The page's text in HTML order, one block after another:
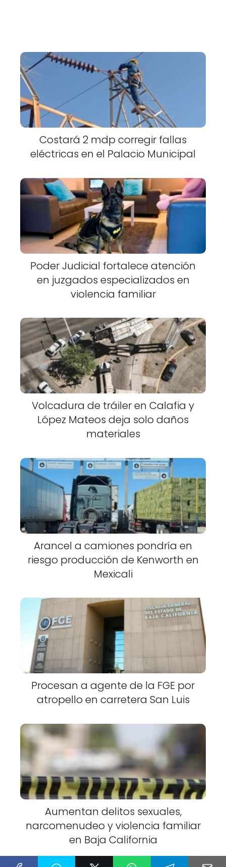
Costará 2 mdp corregir fallas
eléctricas en el Palacio Municipal
Poder Judicial fortalece atención
en juzgados especializados en
violencia familiar
Volcadura de tráiler en Calafia y
López Mateos deja solo daños
materiales
Arancel a camiones pondría en
riesgo producción de Kenworth en
Mexicali
Procesan a agente de la FGE por
atropello en carretera San Luis
Aumentan delitos sexuales,
narcomenudeo y violencia familiar
en Baja California